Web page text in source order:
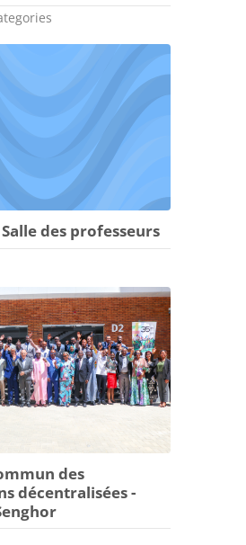
des professeurs
des
décentralisées -